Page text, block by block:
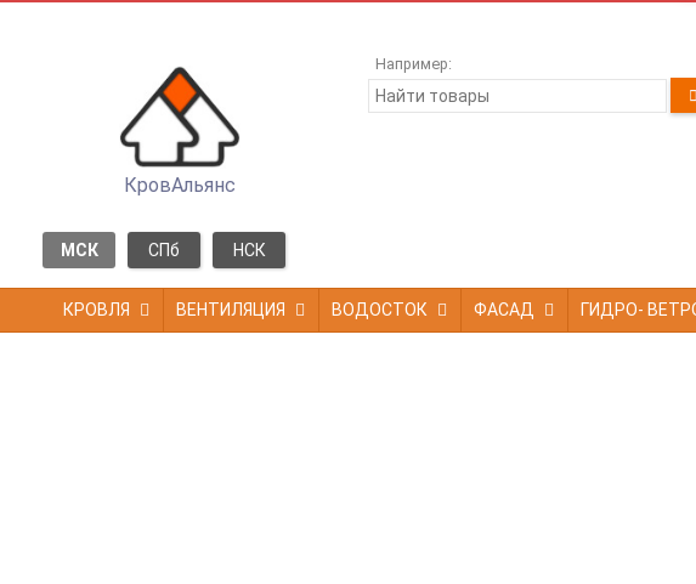
КровАльянс
МСК СПб НСК
Например:
КРОВЛЯ ВЕНТИЛЯЦИЯ ВОДОСТОК ФАСАД ГИДРО-